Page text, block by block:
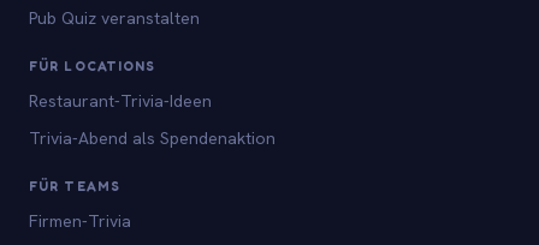
Pub Quiz veranstalten
FÜR LOCATIONS
Restaurant-Trivia-Ideen
Trivia-Abend als Spendenaktion
FÜR TEAMS
Firmen-Trivia